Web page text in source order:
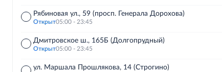
Рябиновая ул., 59 (просп. Генерала Дорохова)
Открыт05:00 - 23:45
Дмитровское ш., 165Б (Долгопрудный)
Открыт05:00 - 23:45
ул. Маршала Прошлякова, 14 (Строгино)